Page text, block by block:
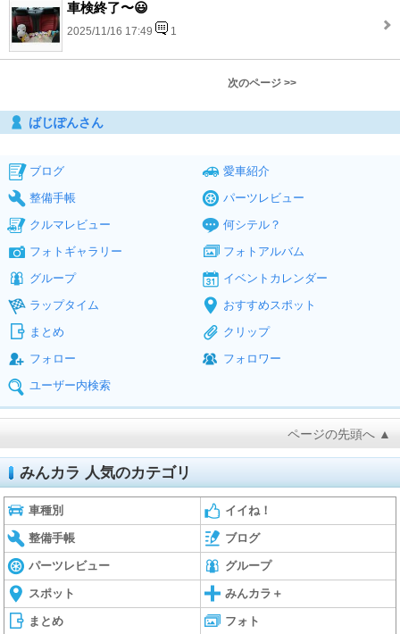
車検終了〜😃
2025/11/16 17:49 1
次のページ >>
ばじぽんさん
ブログ
愛車紹介
整備手帳
パーツレビュー
クルマレビュー
何シテル？
フォトギャラリー
フォトアルバム
グループ
イベントカレンダー
ラップタイム
おすすめスポット
まとめ
クリップ
フォロー
フォロワー
ユーザー内検索
ページの先頭へ ▲
みんカラ 人気のカテゴリ
車種別 イイね！
整備手帳 ブログ
パーツレビュー グループ
スポット みんカラ＋
まとめ フォト